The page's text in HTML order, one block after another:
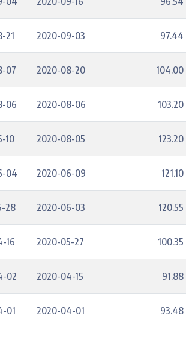
21 2020-09-03 97.44
07 2020-08-20 104.00
06 2020-08-06 103.20
10 2020-08-05 123.20
04 2020-06-09 121.10
28 2020-06-03 120.55
16 2020-05-27 100.35
02 2020-04-15 91.88
01 2020-04-01 93.48